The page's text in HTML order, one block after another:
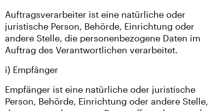
Auftragsverarbeiter ist eine natürliche oder
juristische Person, Behörde, Einrichtung oder
andere Stelle, die personenbezogene Daten im
Auftrag des Verantwortlichen verarbeitet.
i) Empfänger
Empfänger ist eine natürliche oder juristische
Person, Behörde, Einrichtung oder andere Stelle,